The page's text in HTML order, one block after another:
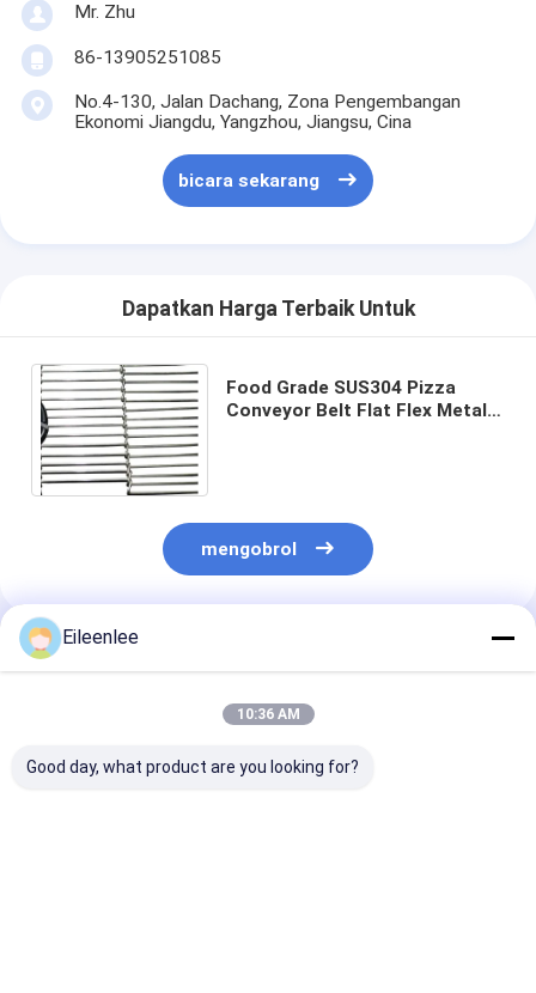
Mr. Zhu
86-13905251085
No.4-130, Jalan Dachang, Zona Pengembangan
Ekonomi Jiangdu, Yangzhou, Jiangsu, Cina
bicara sekarang
Dapatkan Harga Terbaik Untuk
Food Grade SUS304 Pizza
Conveyor Belt Flat Flex Metal
mengobrol
Rekomendasi Produk
Eileenlee
10:36 AM
Good day, what product are you looking for?